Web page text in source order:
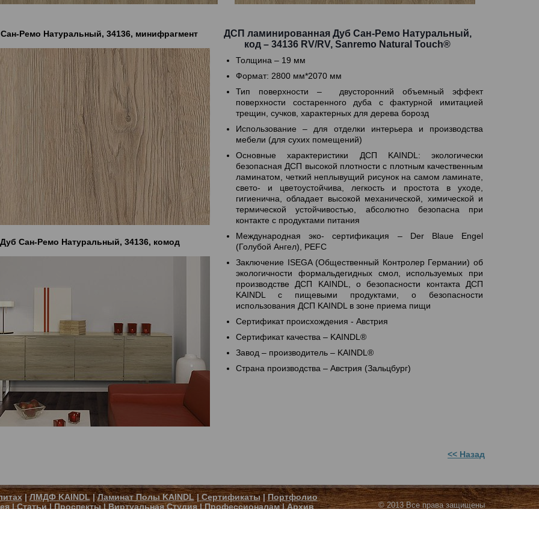
Ремо Натуральный, 34136, минифрагмент
Дуб Сан-Ремо Натуральный, 34136, комод
ДСП ламинированная Дуб Сан-Ремо Натуральный,
код – 34136 RV/RV, Sanremo Natural Touch®
Толщина – 19 мм
Формат: 2800 мм*2070 мм
Тип поверхности – двусторонний объемный эффект
поверхности состаренного дуба с фактурной имитацией
трещин, сучков, характерных для дерева борозд
Использование – для отделки интерьера и производства
мебели (для сухих помещений)
Основные характеристики ДСП KAINDL: экологически
безопасная ДСП высокой плотности с плотным качественным
ламинатом, четкий неплывущий рисунок на самом ламинате,
свето- и цветоустойчива, легкость и простота в уходе,
гигиенична, обладает высокой механической, химической и
термической устойчивостью, абсолютно безопасна при
контакте с продуктами питания
Международная эко- сертификация – Der Blaue Engel
(Голубой Ангел), PEFC
Заключение ISEGA (Общественный Контролер Германии) об
экологичности формальдегидных смол, используемых при
производстве ДСП KAINDL, о безопасности контакта ДСП
KAINDL с пищевыми продуктами, о безопасности
использования ДСП KAINDL в зоне приема пищи
Сертификат происхождения - Австрия
Сертификат качества – KAINDL®
Завод – производитель – KAINDL®
Страна производства – Австрия (Зальцбург)
<< Назад
|ЛМДФ KAINDL|Ламинат Полы KAINDL| Сертификаты|Портфолио
|Статьи|Проспекты|Виртуальная Студия|Профессионалам|Архив
© 2013 Все права защищены